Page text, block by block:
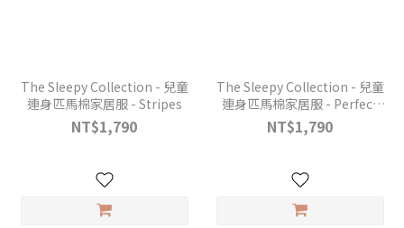
The Sleepy Collection - 兒童
連身匹馬棉家居服 - Stripes
NT$1,790
The Sleepy Collection - 兒童
連身匹馬棉家居服 - Perfect
Grey
NT$1,790